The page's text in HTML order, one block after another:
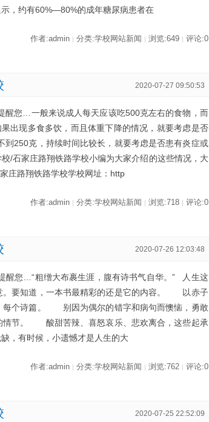
，约有60%—80%的成年糖尿病患者在
作者:admin | 分类:学校网站新闻 | 浏览:649 | 评论:0
2020-07-27 09:50:53
醒您…一般来说成人每天应该吃500克左右的食物，而
出现多食多饮，而且体重下降的情况，就要考虑是否
250克，持续时间比较长，就要考虑是否患有炎症或
/石家庄路翔铁路学校小编为大家介绍的这些情况，大
庄路翔铁路学校学校网址：http
作者:admin | 分类:学校网站新闻 | 浏览:718 | 评论:0
2020-07-26 12:03:48
醒您…“粗缯大布裹生涯，腹有诗书气自华。” 人生这
。要知道，一本书最精彩的还是它的内容。 以赤子
每个诗篇。 别因为偶尔的错字和病句而懊恼，勇敢
情节。 酸甜苦辣、喜怒哀乐、悲欢离合，这些起承
有时候，小遗憾才是人生的大
作者:admin | 分类:学校网站新闻 | 浏览:762 | 评论:0
2020-07-25 22:52:09